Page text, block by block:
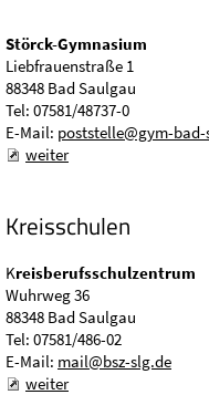
Störck-Gymnasium
Liebfrauenstraße 1
88348 Bad Saulgau
Tel: 07581/48737-0
E-Mail: poststelle@gym-
weiter
Kreisschulen
Kreisberufsschulzentrum
Wuhrweg 36
88348 Bad Saulgau
Tel: 07581/486-02
E-Mail: mail@bsz-slg.de
weiter